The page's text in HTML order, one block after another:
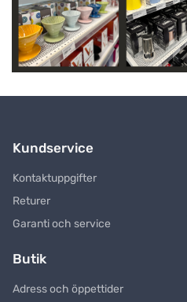
Kundservice
Kontaktuppgifter
Returer
Garanti och service
Butik
Adress och öppettider